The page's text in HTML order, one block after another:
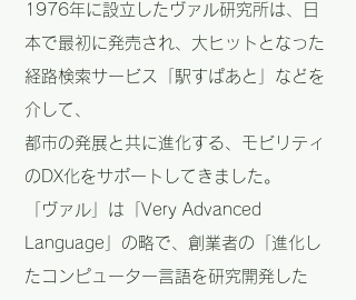
1976年に設立したヴァル研究所は、日
本で最初に発売され、大ヒットとなった
経路検索サービス「駅すぱあと」などを
介して、
都市の発展と共に進化する、モビリティ
のDX化をサポートしてきました。
「ヴァル」は「Very Advanced
Language」の略で、創業者の「進化し
たコンピューター言語を研究開発した